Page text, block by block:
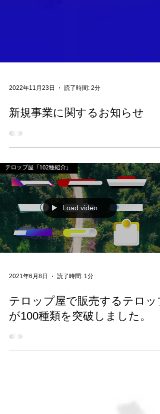
新規事業に関するお知らせ
Load video
2021年6月8日 読了時間: 1分
テロップ屋で販売するテロッ
が100種類を突破しました。